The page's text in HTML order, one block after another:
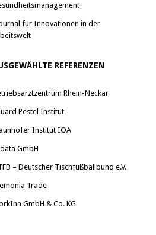
für Innovationen in der
REFERENZEN
Rhein-Neckar
Pestel Institut
Institut IOA
GmbH
– Deutscher Tischfußballbund e.V.
Trade
GmbH & Co. KG